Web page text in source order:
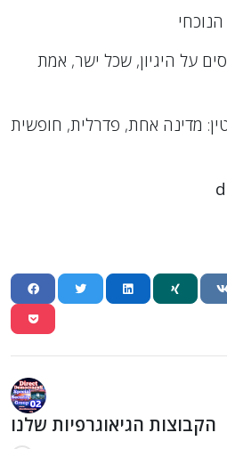
על היגיון, שכל ישר, אמת
מדינה אחת, פדרלית, חופשית
הקבוצות הגיאוגרפיות שלנו